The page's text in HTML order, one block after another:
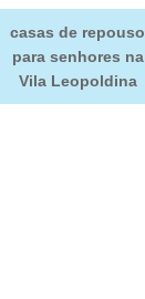
casas de repouso
para senhores na
Vila Leopoldina